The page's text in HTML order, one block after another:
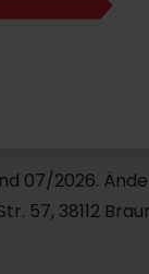
07/2026.
57, 38112